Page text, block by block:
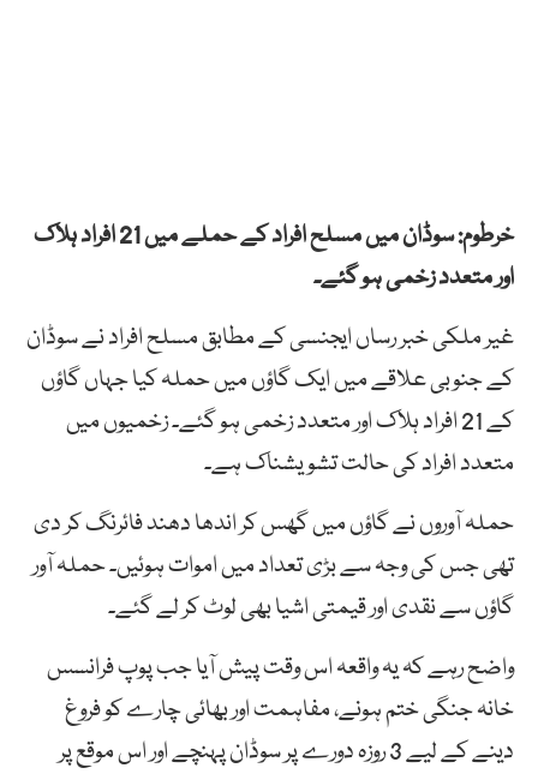
خرطوم: سوڈان میں مسلح افراد کے حملے میں 21 افراد ہلاک
اور متعدد زخمی ہو گئے۔
غیر ملکی خبر رساں ایجنسی کے مطابق مسلح افراد نے سوڈان
کے جنوبی علاقے میں ایک گاؤں میں حملہ کیا جہاں گاؤں
کے 21 افراد ہلاک اور متعدد زخمی ہو گئے۔ زخمیوں میں
متعدد افراد کی حالت تشویشناک ہے۔
حملہ آوروں نے گاؤں میں گھس کر اندھا دھند فائرنگ کر دی
تھی جس کی وجہ سے بڑی تعداد میں اموات ہوئیں۔ حملہ آور
گاؤں سے نقدی اور قیمتی اشیا بھی لوٹ کر لے گئے۔
واضح رہے کہ یہ واقعہ اس وقت پیش آیا جب پوپ فرانسس
خانہ جنگی ختم ہونے، مفاہمت اور بھائی چارے کو فروغ
دینے کے لیے 3 روزہ دورے پر سوڈان پہنچے اور اس موقع پر